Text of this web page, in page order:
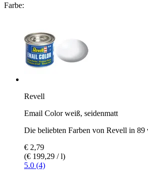
Farbe:
Revell
Email Color weiß, seidenmatt
Die beliebten Farben von Revell in 89
€ 2,79
(€ 199,29 / l)
5.0 (4)